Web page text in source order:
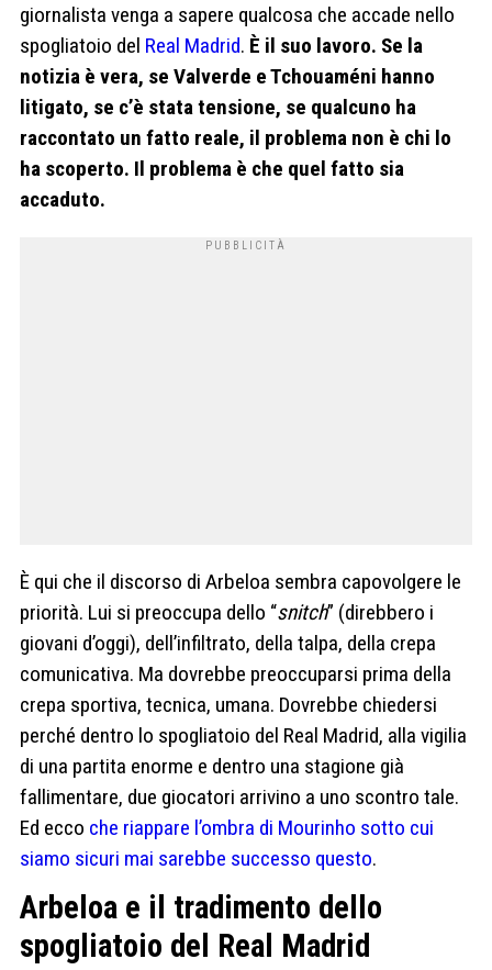
giornalista venga a sapere qualcosa che accade nello
spogliatoio del Real Madrid. È il suo lavoro. Se la
notizia è vera, se Valverde e Tchouaméni hanno
litigato, se c’è stata tensione, se qualcuno ha
raccontato un fatto reale, il problema non è chi lo
ha scoperto. Il problema è che quel fatto sia
accaduto.
È qui che il discorso di Arbeloa sembra capovolgere le
priorità. Lui si preoccupa dello “snitch” (direbbero i
giovani d’oggi), dell’infiltrato, della talpa, della crepa
comunicativa. Ma dovrebbe preoccuparsi prima della
crepa sportiva, tecnica, umana. Dovrebbe chiedersi
perché dentro lo spogliatoio del Real Madrid, alla vigilia
di una partita enorme e dentro una stagione già
fallimentare, due giocatori arrivino a uno scontro tale.
Ed ecco che riappare l’ombra di Mourinho sotto cui
siamo sicuri mai sarebbe successo questo.
Arbeloa e il tradimento dello
spogliatoio del Real Madrid